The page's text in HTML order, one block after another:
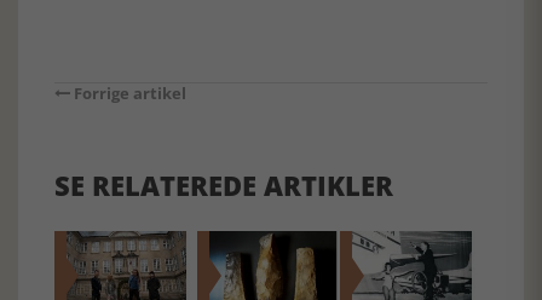
Forrige artikel
SE RELATEREDE ARTIKLER